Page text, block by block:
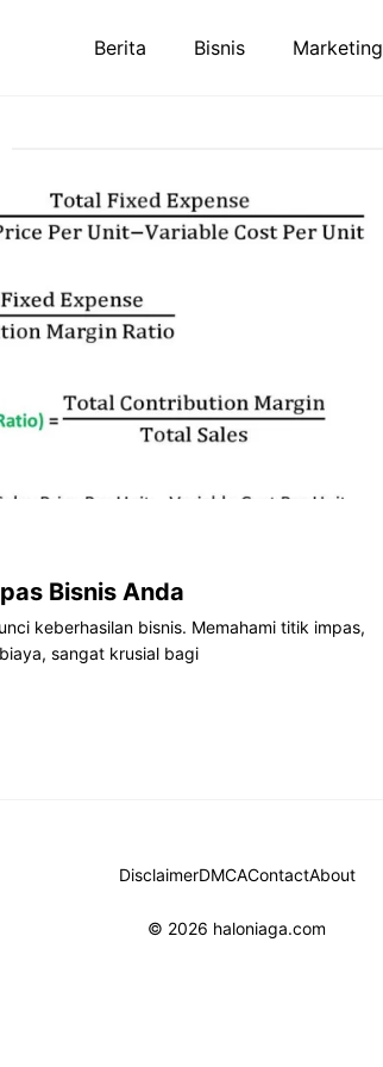
Berita Bisnis Marketing
Bisnis Anda
keberhasilan bisnis. Memahami titik impas,
sangat krusial bagi
DisclaimerDMCAContactAbout
© 2026 haloniaga.com